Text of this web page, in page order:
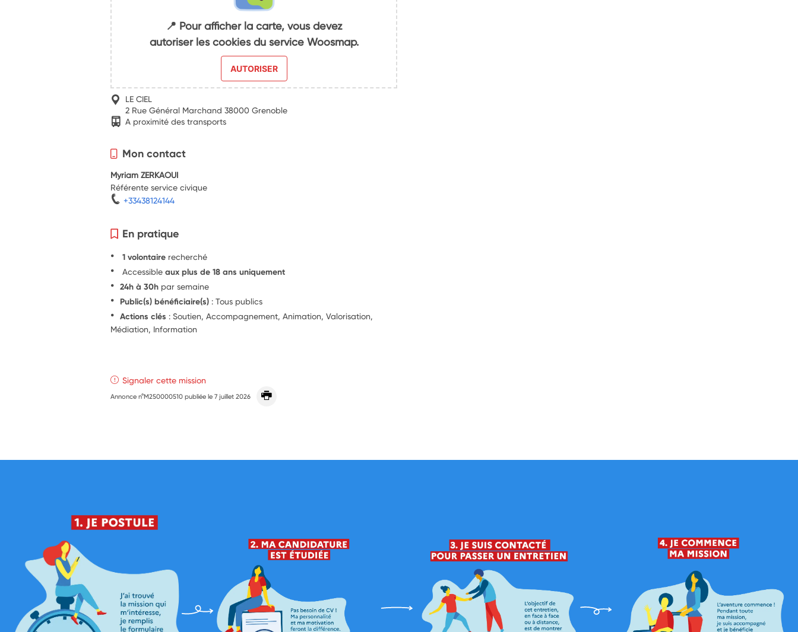
📍 Pour afficher la carte, vous devez
autoriser les cookies du service Woosmap.
AUTORISER
LE CIEL
2 Rue Général Marchand 38000 Grenoble
A proximité des transports
Mon contact
Myriam ZERKAOUI
Référente service civique
+33438124144
En pratique
1 volontaire recherché
Accessibleaux plus de 18 ans uniquement
24h à 30h par semaine
Public(s) bénéficiaire(s) : Tous publics
Actions clés : Soutien, Accompagnement, Animation, Valorisation,
Médiation, Information
Signaler cette mission
Annonce n°M250000510 publiée le7 juillet 2026